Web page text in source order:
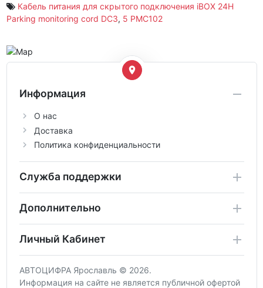
Кабель питания для скрытого подключения iBOX 24H
Parking monitoring cord DC3, 5 PMC102
Информация
О нас
Доставка
Политика конфиденциальности
Служба поддержки
Дополнительно
Личный Кабинет
АВТОЦИФРА Ярославль © 2026.
Информация на сайте не является публичной офертой